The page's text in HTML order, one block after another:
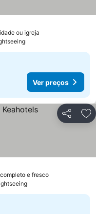
ou igreja
Ver preços
Partilhar
e fresco